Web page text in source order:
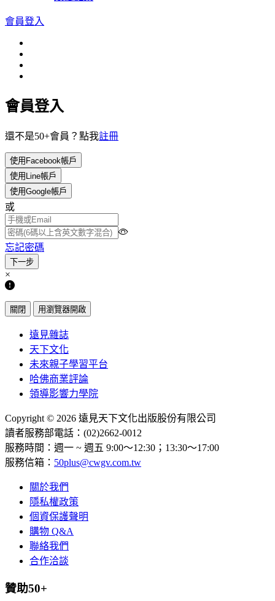
會員登入
會員登入
還不是50+會員？點我註冊
使用Facebook帳戶
使用Line帳戶
使用Google帳戶
或
忘記密碼
×
關閉 用瀏覽器開啟
遠見雜誌
天下文化
未來親子學習平台
哈佛商業評論
領導影響力學院
Copyright © 2026 遠見天下文化出版股份有限公司
讀者服務部電話：(02)2662-0012
服務時間：週一 ~ 週五 9:00～12:30；13:30～17:00
服務信箱： 50plus@cwgv.com.tw
關於我們
隱私權政策
個資保護聲明
購物 Q&A
聯絡我們
合作洽談
贊助50+